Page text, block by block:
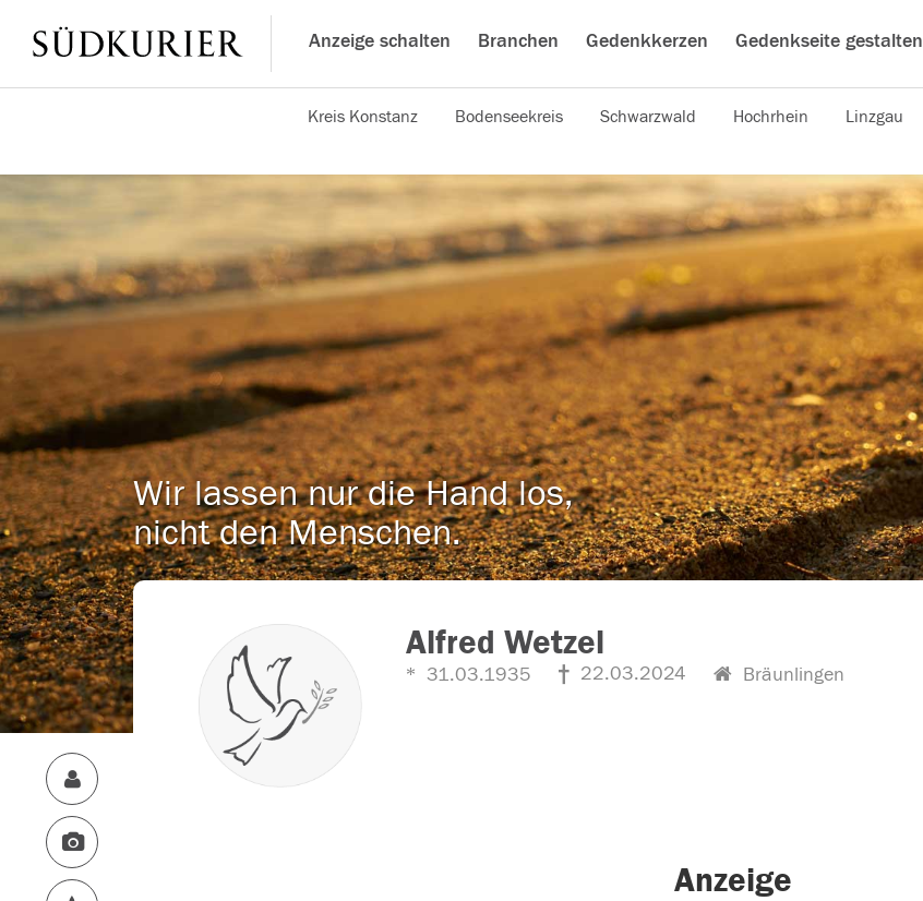
Anzeige schalten Branchen Gedenkkerzen Gedenkseite gestalten
Kreis Konstanz Bodenseekreis Schwarzwald Hochrhein Linzgau
Wir lassen nur die Hand los,
nicht den Menschen.
Alfred Wetzel
31.03.1935 22.03.2024 Bräunlingen
Anzeige